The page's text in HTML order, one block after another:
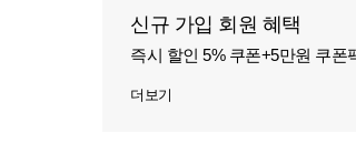
신규 가입 회원 혜택
즉시 할인 5% 쿠폰+5만원 쿠폰
더보기